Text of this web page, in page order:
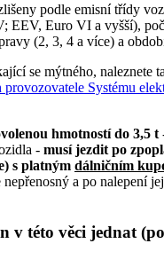
podle emisní třídy
EEV, Euro VI a vyšší),
(2, 3, 4 a více) a
se mýtného, naleznete
provozovatele Systému
hmotností do 3,5 t
- musí jezdit po
s platným dálničním
a po nalepení
v této věci jednat